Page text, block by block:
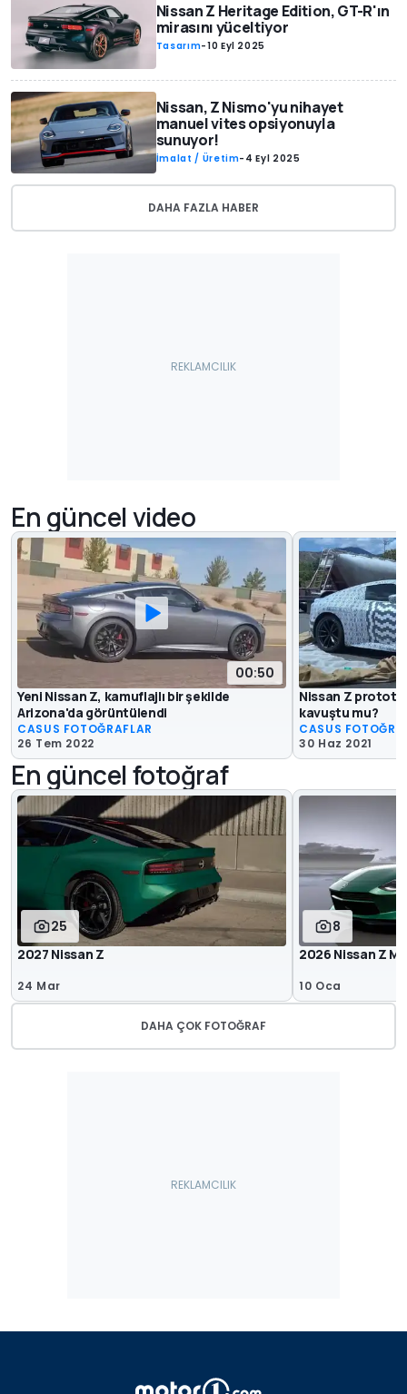
Nissan Z Heritage Edition, GT-R'ın
mirasını yüceltiyor
Tasarım-10 Eyl 2025
Nissan, Z Nismo'yu nihayet
manuel vites opsiyonuyla
sunuyor!
İmalat / Üretim- 4 Eyl 2025
DAHA FAZLA HABER
En güncel video
00:50
Yeni Nissan Z, kamuflajlı bir şekilde
Arizona'da görüntülendi
CASUS FOTOĞRAFLAR
26 Tem 2022
Nissan Z
kavuştu mu?
CASUS
30 Haz 2021
En güncel fotoğraf
25
2027 Nissan Z
24 Mar
8
2026 Nissan Z
10 Oca
DAHA ÇOK FOTOĞRAF